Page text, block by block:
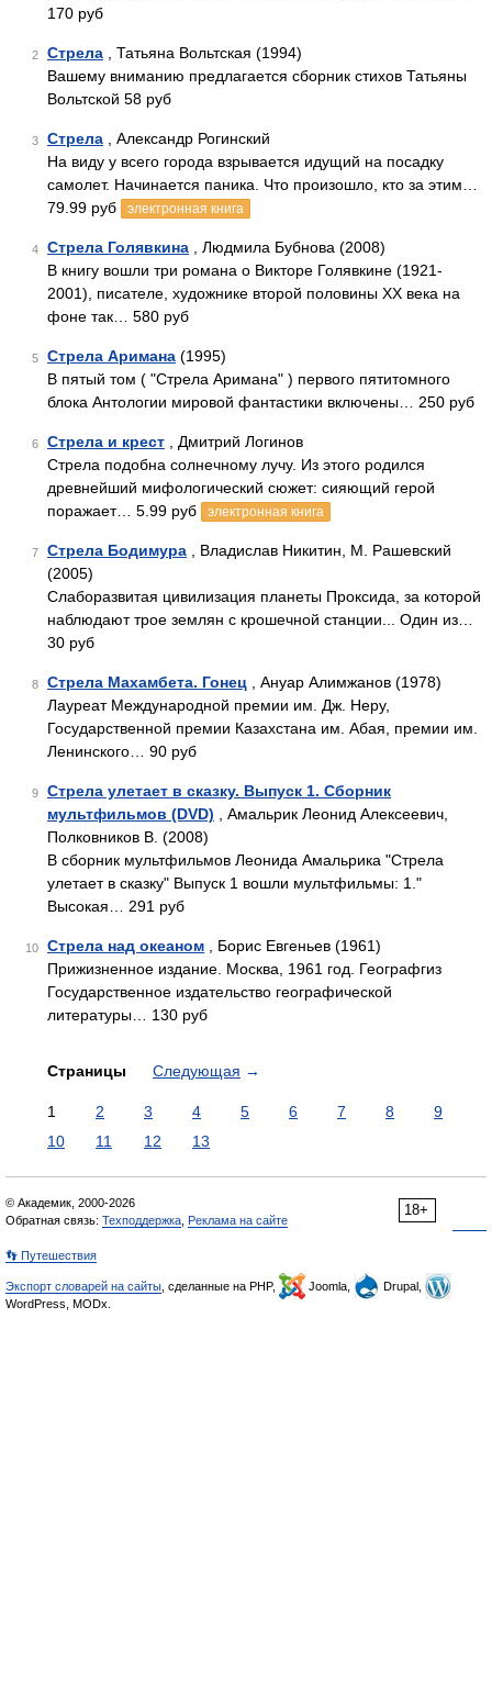
170 руб
2 Стрела , Татьяна Вольтская (1994)
Вашему вниманию предлагается сборник стихов Татьяны
Вольтской 58 руб
3 Стрела , Александр Рогинский
На виду у всего города взрывается идущий на посадку
самолет. Начинается паника. Что произошло, кто за этим…
79.99 руб
электронная книга
4 Стрела Голявкина , Людмила Бубнова (2008)
В книгу вошли три романа о Викторе Голявкине (1921-
2001), писателе, художнике второй половины XX века на
фоне так… 580 руб
5 Стрела Аримана (1995)
В пятый том ( "Стрела Аримана" ) первого пятитомного
блока Антологии мировой фантастики включены… 250 руб
6 Стрела и крест , Дмитрий Логинов
Стрела подобна солнечному лучу. Из этого родился
древнейший мифологический сюжет: сияющий герой
поражает… 5.99 руб
электронная книга
7 Стрела Бодимура , Владислав Никитин, М. Рашевский
(2005)
Слаборазвитая цивилизация планеты Проксида, за которой
наблюдают трое землян с крошечной станции... Один из…
30 руб
8 Стрела Махамбета. Гонец , Ануар Алимжанов (1978)
Лауреат Международной премии им. Дж. Неру,
Государственной премии Казахстана им. Абая, премии им.
Ленинского… 90 руб
9
Стрела улетает в сказку. Выпуск 1. Сборник
мультфильмов (DVD) , Амальрик Леонид Алексеевич,
Полковников В. (2008)
В сборник мультфильмов Леонида Амальрика "Стрела
улетает в сказку" Выпуск 1 вошли мультфильмы: 1."
Высокая… 291 руб
10 Стрела над океаном , Борис Евгеньев (1961)
Прижизненное издание. Москва, 1961 год. Географгиз
Государственное издательство географической
литературы… 130 руб
Страницы Следующая →
1 2 3 4 5 6 7 8
9
10
11 12 13
18+
© Академик, 2000-2026
Обратная связь: Техподдержка Реклама на сайте
👣 Путешествия
Экспорт словарей на сайты , сделанные на PHP, Joomla,
Drupal,
WordPress, MODx.